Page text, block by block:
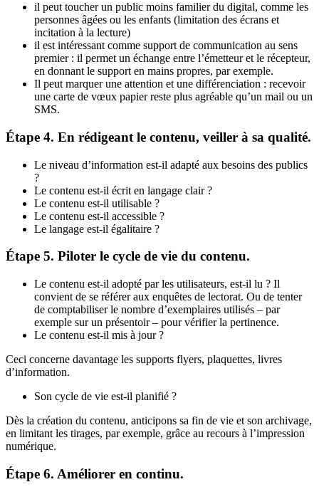
il peut toucher un public moins familier du digital, comme les
personnes âgées ou les enfants (limitation des écrans et
incitation à la lecture)
il est intéressant comme support de communication au sens
premier : il permet un échange entre l’émetteur et le récepteur,
en donnant le support en mains propres, par exemple.
Il peut marquer une attention et une différenciation : recevoir
une carte de vœux papier reste plus agréable qu’un mail ou un
SMS.
Étape 4. En rédigeant le contenu, veiller à sa qualité.
Le niveau d’information est-il adapté aux besoins des publics
?
Le contenu est-il écrit en langage clair ?
Le contenu est-il utilisable ?
Le contenu est-il accessible ?
Le langage est-il égalitaire ?
Étape 5. Piloter le cycle de vie du contenu.
Le contenu est-il adopté par les utilisateurs, est-il lu ? Il
convient de se référer aux enquêtes de lectorat. Ou de tenter
de comptabiliser le nombre d’exemplaires utilisés – par
exemple sur un présentoir – pour vérifier la pertinence.
Le contenu est-il mis à jour ?
Ceci concerne davantage les supports flyers, plaquettes, livres
d’information.
Son cycle de vie est-il planifié ?
Dès la création du contenu, anticipons sa fin de vie et son archivage,
en limitant les tirages, par exemple, grâce au recours à l’impression
numérique.
Étape 6. Améliorer en continu.